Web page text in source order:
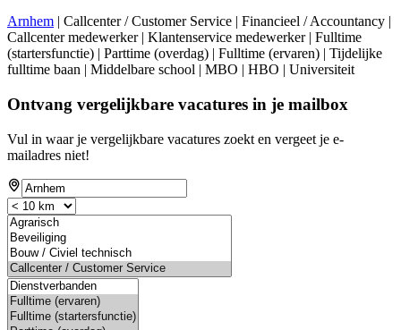
Arnhem | Callcenter / Customer Service | Financieel / Accountancy |
Callcenter medewerker | Klantenservice medewerker | Fulltime
(startersfunctie) | Parttime (overdag) | Fulltime (ervaren) | Tijdelijke
fulltime baan | Middelbare school | MBO | HBO | Universiteit
Ontvang vergelijkbare vacatures in je mailbox
Vul in waar je vergelijkbare vacatures zoekt en vergeet je e-
mailadres niet!